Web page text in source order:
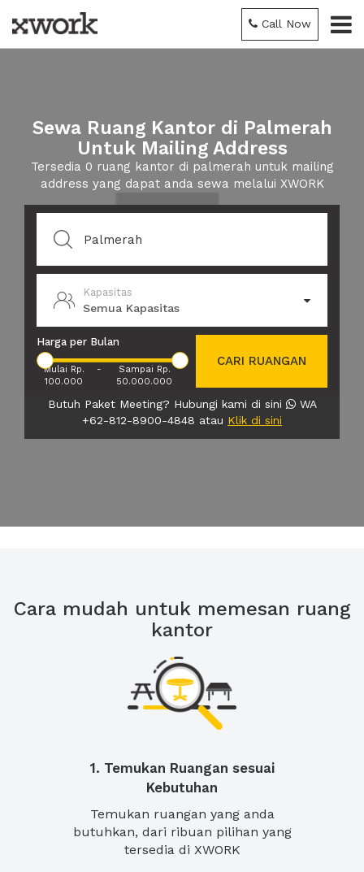
Call Now
Sewa Ruang Kantor di Palmerah
Untuk Mailing Address
Tersedia 0 ruang kantor di palmerah untuk mailing
address yang dapat anda sewa melalui XWORK
Kapasitas
Semua Kapasitas
Harga per Bulan
Mulai Rp.
100.000
-
Sampai Rp.
50.000.000
CARI RUANGAN
Butuh Paket Meeting? Hubungi kami di sini
WA
+62-812-8900-4848 atau Klik di sini
Cara mudah untuk memesan ruang
kantor
1. Temukan Ruangan sesuai
Kebutuhan
Temukan ruangan yang anda
butuhkan, dari ribuan pilihan yang
tersedia di XWORK